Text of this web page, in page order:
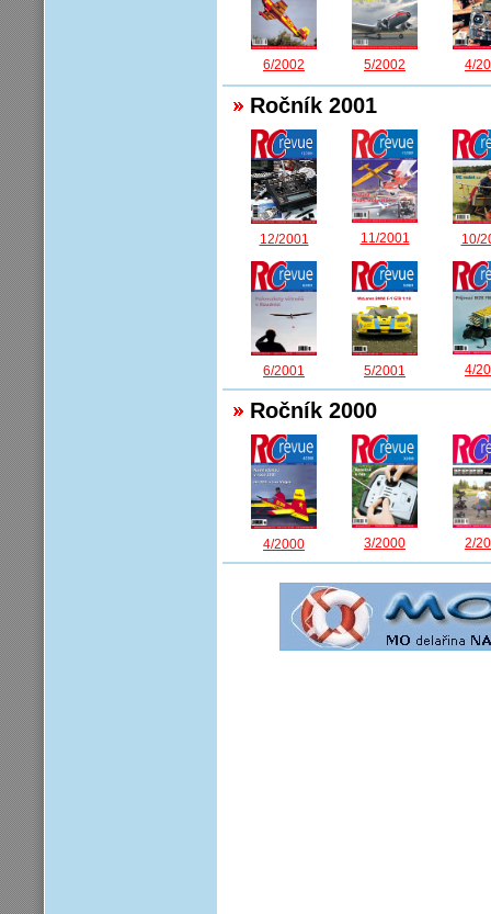
6/2002 5/2002 4/
Ročník 2001
12/2001 11/2001 10/
6/2001 5/2001 4/
Ročník 2000
4/2000 3/2000 2/